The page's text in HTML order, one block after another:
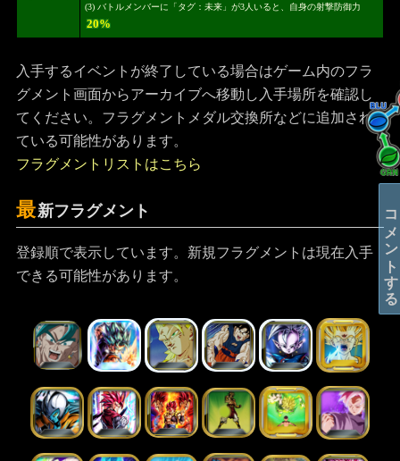
(3) バトルメンバーに「タグ：未来」が3人いると、自身の射撃防御力
20%
入手するイベントが終了している場合はゲーム内のフラ
グメント画面からアーカイブへ移動し入手場所を確認し
てください。フラグメントメダル交換所などに追加され
ている可能性があります。
フラグメントリストはこちら
最新フラグメント
登録順で表示しています。新規フラグメントは現在入手
できる可能性があります。
コメントする